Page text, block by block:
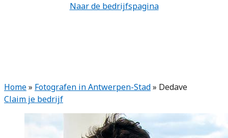
Naar de bedrijfspagina
Home» Fotografen in Antwerpen-Stad» Dedave
Claim je bedrijf